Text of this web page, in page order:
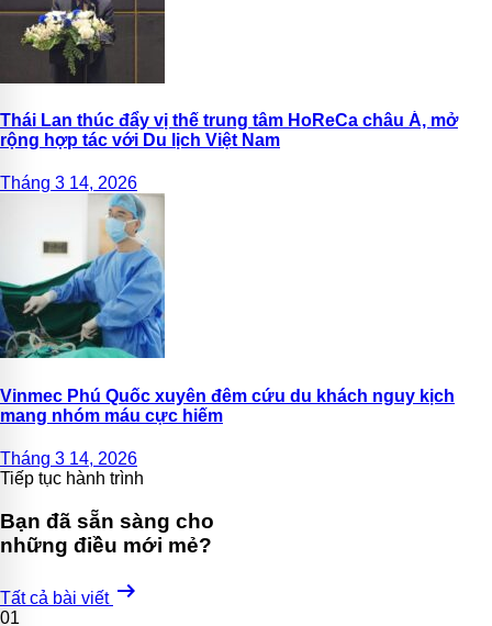
Thái Lan thúc đẩy vị thế trung tâm HoReCa châu Á, mở
rộng hợp tác với Du lịch Việt Nam
Tháng 3 14, 2026
Vinmec Phú Quốc xuyên đêm cứu du khách nguy kịch
mang nhóm máu cực hiếm
Tháng 3 14, 2026
Tiếp tục hành trình
Bạn đã sẵn sàng cho
những điều mới mẻ?
Tất cả bài viết arrow_right_alt
01